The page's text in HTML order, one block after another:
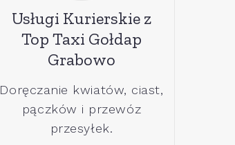
Usługi Kurierskie z
Top Taxi Gołdap
Grabowo
Doręczanie kwiatów, ciast,
pączków i przewóz
przesyłek.